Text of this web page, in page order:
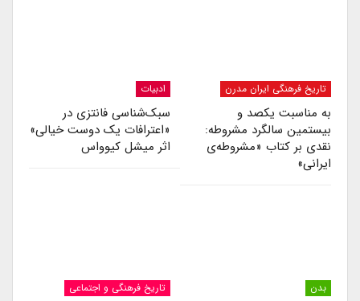
تاریخ فرهنگی ایران مدرن
به مناسبت یکصد و
بیستمین سالگرد مشروطه:
نقدی بر کتاب «مشروطه‌ی
ایرانی»
ادبیات
سبک‌شناسی فانتزی در
«اعترافات یک دوست خیالی»
اثر میشل کیوواس
بدن تاریخ فرهنگی و اجتماعی